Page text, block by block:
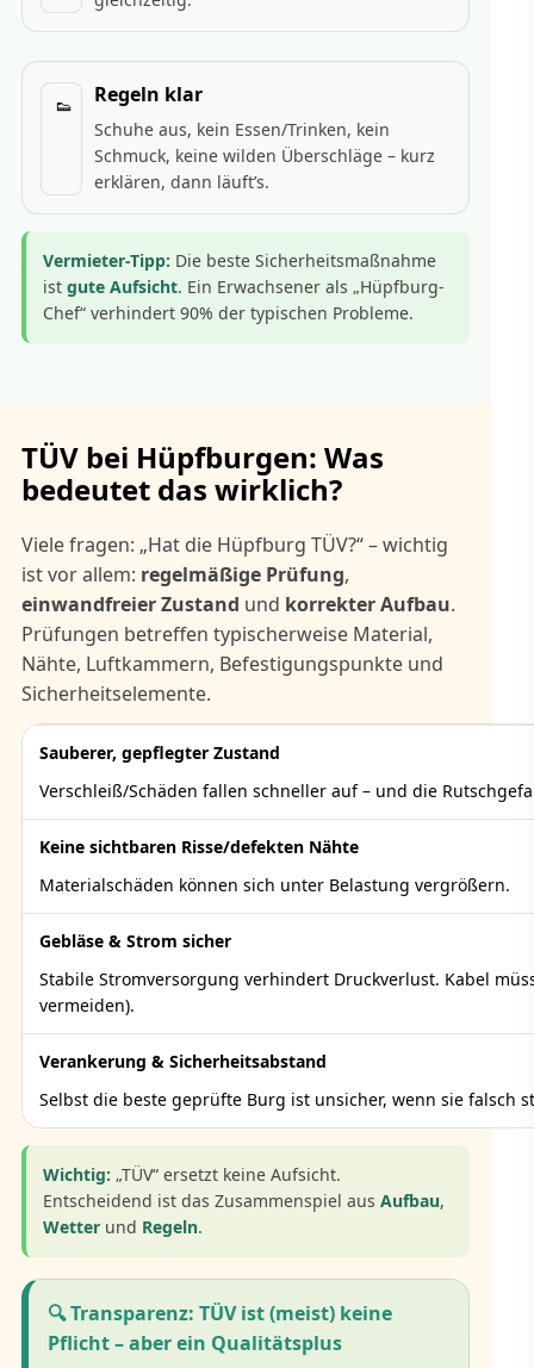
👟 Regeln klar
Schuhe aus, kein Essen/Trinken, kein
Schmuck, keine wilden Überschläge – kurz
erklären, dann läuft’s.
Vermieter-Tipp: Die beste Sicherheitsmaßnahme
ist gute Aufsicht. Ein Erwachsener als „Hüpfburg-
Chef“ verhindert 90% der typischen Probleme.
TÜV bei Hüpfburgen: Was
bedeutet das wirklich?
Viele fragen: „Hat die Hüpfburg TÜV?“ – wichtig
ist vor allem: regelmäßige Prüfung,
einwandfreier Zustand und korrekter Aufbau.
Prüfungen betreffen typischerweise Material,
Nähte, Luftkammern, Befestigungspunkte und
Sicherheitselemente.
Sauberer, gepflegter Zustand
Verschleiß/Schäden fallen schneller auf – und die
Keine sichtbaren Risse/defekten Nähte
Materialschäden können sich unter Belastung vergrößern.
Gebläse & Strom sicher
Stabile Stromversorgung verhindert Druckverlust. Kabel
vermeiden).
Verankerung & Sicherheitsabstand
Selbst die beste geprüfte Burg ist unsicher, wenn sie falsch
Wichtig: „TÜV“ ersetzt keine Aufsicht.
Entscheidend ist das Zusammenspiel aus Aufbau,
Wetter und Regeln.
🔍 Transparenz: TÜV ist (meist) keine
Pflicht – aber ein Qualitätsplus